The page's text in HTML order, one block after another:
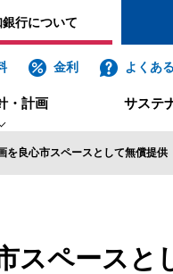
行について
個人のお客さま
キング
金利 よくあ
・計画 サステ
献活動への取り組み
を良心市スペースとして無償提供
スペースと